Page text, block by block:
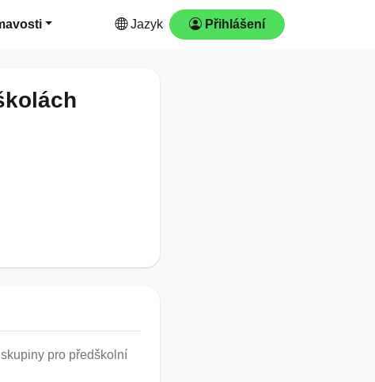
Jazyk Přihlášení
pro předškolní